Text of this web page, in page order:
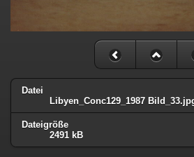
Datei
Libyen_Conc129_1987
Dateigröße
2491 kB